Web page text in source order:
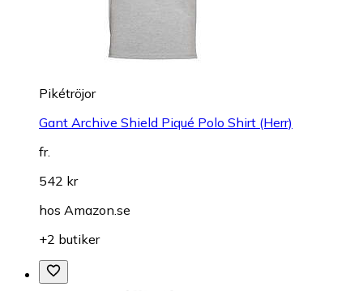
Pikétröjor
Gant Archive Shield Piqué Polo Shirt (Herr)
fr.
542 kr
hos Amazon.se
+2 butiker